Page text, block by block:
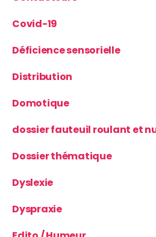
Covid-19
Déficience sensorielle
Distribution
Domotique
dossier fauteuil roulant et
Dossier thématique
Dyslexie
Dyspraxie